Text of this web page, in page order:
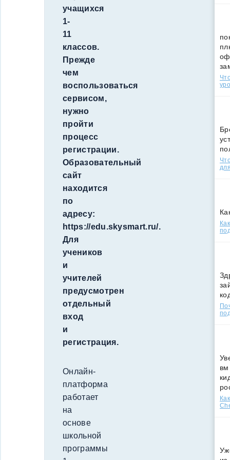
учащихся
1-
11
классов.
Прежде
чем
воспользоваться
сервисом,
нужно
пройти
процесс
регистрации.
Образовательный
сайт
находится
по
адресу:
https://edu.skysmart.ru/.
Для
учеников
и
учителей
предусмотрен
отдельный
вход
и
регистрация.
Онлайн-
платформа
работает
на
основе
школьной
программы
вм